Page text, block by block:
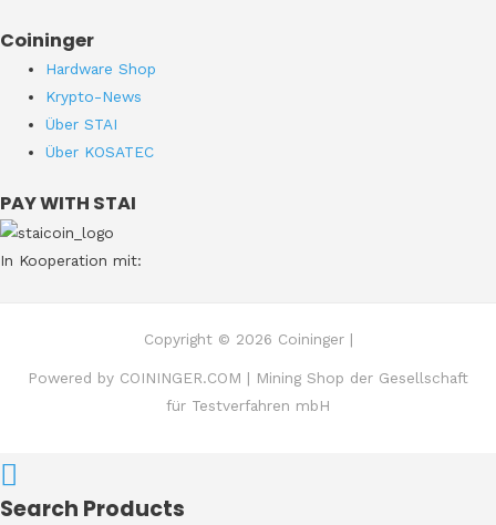
Coininger
Hardware Shop
Krypto-News
Über STAI
Über KOSATEC
PAY WITH STAI
In Kooperation mit:
Copyright © 2026 Coininger |
Powered by COININGER.COM | Mining Shop der Gesellschaft
für Testverfahren mbH
Search Products